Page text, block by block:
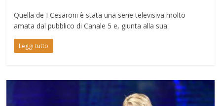
Quella de I Cesaroni è stata una serie televisiva molto
amata dal pubblico di Canale 5 e, giunta alla sua
Leggi tutto